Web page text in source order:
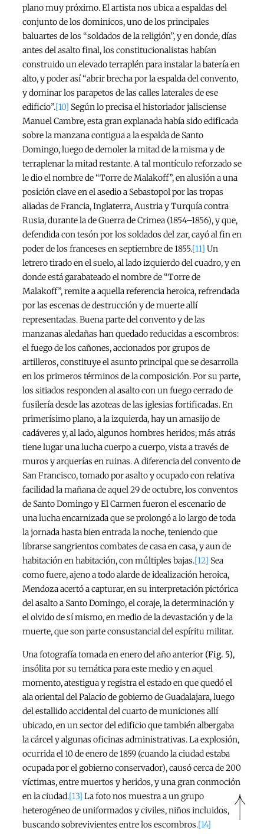
plano muy próximo. El artista nos ubica a espaldas del
conjunto de los dominicos, uno de los principales
baluartes de los “soldados de la religión”, y en donde, días
antes del asalto final, los constitucionalistas habían
construido un elevado terraplén para instalar la batería en
alto, y poder así “abrir brecha por la espalda del convento,
y dominar los parapetos de las calles laterales de ese
edificio”.[10] Según lo precisa el historiador jalisciense
Manuel Cambre, esta gran explanada había sido edificada
sobre la manzana contigua a la espalda de Santo
Domingo, luego de demoler la mitad de la misma y de
terraplenar la mitad restante. A tal montículo reforzado se
le dio el nombre de “Torre de Malakoff”, en alusión a una
posición clave en el asedio a Sebastopol por las tropas
aliadas de Francia, Inglaterra, Austria y Turquía contra
Rusia, durante la de Guerra de Crimea (1854–1856), y que,
defendida con tesón por los soldados del zar, cayó al fin en
poder de los franceses en septiembre de 1855.[11] Un
letrero tirado en el suelo, al lado izquierdo del cuadro, y en
donde está garabateado el nombre de “Torre de
Malakoff”, remite a aquella referencia heroica, refrendada
por las escenas de destrucción y de muerte allí
representadas. Buena parte del convento y de las
manzanas aledañas han quedado reducidas a escombros:
el fuego de los cañones, accionados por grupos de
artilleros, constituye el asunto principal que se desarrolla
en los primeros términos de la composición. Por su parte,
los sitiados responden al asalto con un fuego cerrado de
fusilería desde las azoteas de las iglesias fortificadas. En
primerísimo plano, a la izquierda, hay un amasijo de
cadáveres y, al lado, algunos hombres heridos; más atrás
tiene lugar una lucha cuerpo a cuerpo, vista a través de
muros y arquerías en ruinas. A diferencia del convento de
San Francisco, tomado por asalto y ocupado con relativa
facilidad la mañana de aquel 29 de octubre, los conventos
de Santo Domingo y El Carmen fueron el escenario de
una lucha encarnizada que se prolongó a lo largo de toda
la jornada hasta bien entrada la noche, teniendo que
librarse sangrientos combates de casa en casa, y aun de
habitación en habitación, con múltiples bajas.[12] Sea
como fuere, ajeno a todo alarde de idealización heroica,
Mendoza acertó a capturar, en su interpretación pictórica
del asalto a Santo Domingo, el coraje, la determinación y
el olvido de sí mismo, en medio de la devastación y de la
muerte, que son parte consustancial del espíritu militar.
Una fotografía tomada en enero del año anterior (Fig. 5),
insólita por su temática para este medio y en aquel
momento, atestigua y registra el estado en que quedó el
ala oriental del Palacio de gobierno de Guadalajara, luego
del estallido accidental del cuarto de municiones allí
ubicado, en un sector del edificio que también albergaba
la cárcel y algunas oficinas administrativas. La explosión,
ocurrida el 10 de enero de 1859 (cuando la ciudad estaba
ocupada por el gobierno conservador), causó cerca de 200
víctimas, entre muertos y heridos, y una gran conmoción
en la ciudad.[13] La foto nos muestra a un grupo
heterogéneo de uniformados y civiles, niños incluidos,
buscando sobrevivientes entre los escombros.[14]